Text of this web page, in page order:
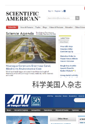
科学美国人杂志